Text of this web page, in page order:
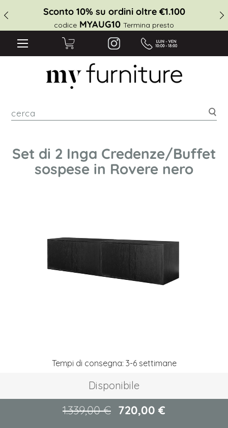
Sconto 10% su ordini oltre €1.100
codice MYAUG10 Termina presto
Set di 2 Inga Credenze/Buffet
sospese in Rovere nero
Tempi di consegna: 3-6 settimane
Disponibile
720,00 €
1.339,00 €